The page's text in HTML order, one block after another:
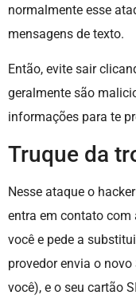
normalmente esse
mensagens de texto.
Então, evite sair
geralmente são
informações para te
Truque da
Nesse ataque o
entra em contato com
você e pede a
provedor envia o
você), e o seu cartão